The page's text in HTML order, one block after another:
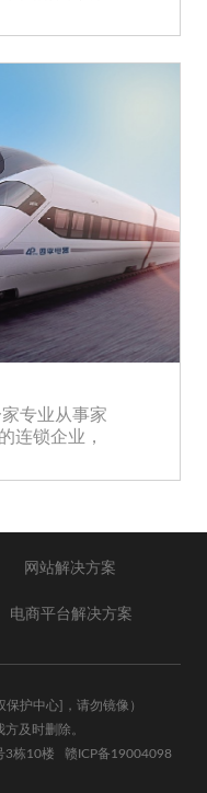
专业从事家
连锁企业，
网站解决方案
电商平台解决方案
保护中心]
，请勿镜像）
及时删除。
3栋10楼 赣ICP备19004098